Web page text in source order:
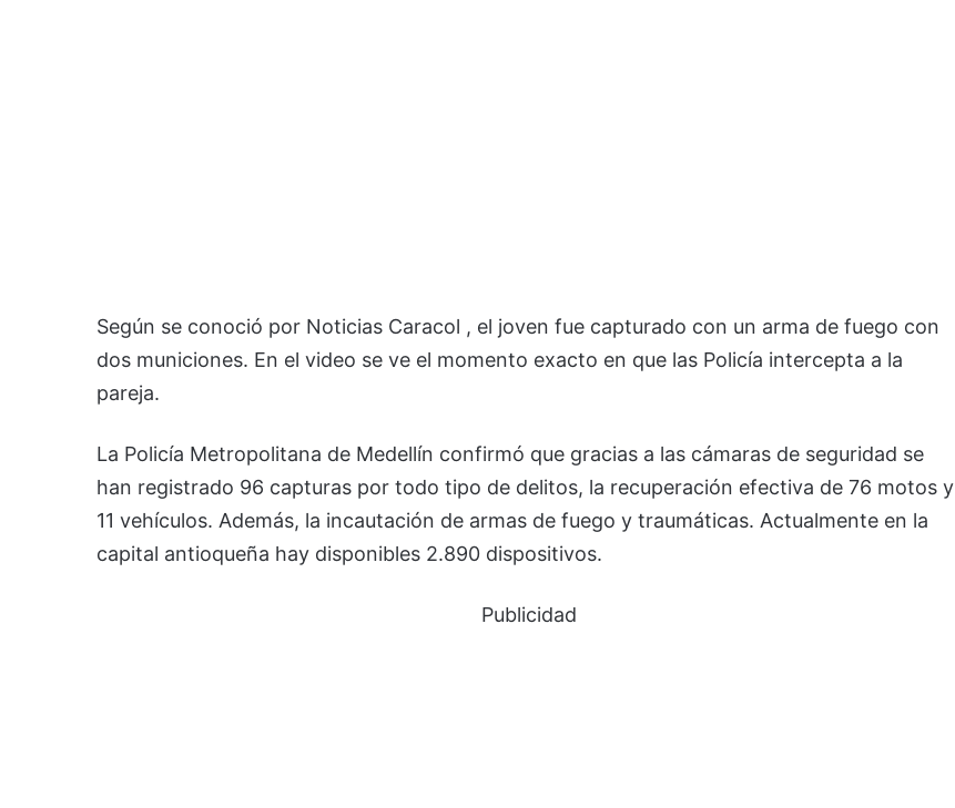
Según se conoció por Noticias Caracol , el joven fue capturado con un arma de fuego con
dos municiones. En el video se ve el momento exacto en que las Policía intercepta a la
pareja.
La Policía Metropolitana de Medellín confirmó que gracias a las cámaras de seguridad se
han registrado 96 capturas por todo tipo de delitos, la recuperación efectiva de 76 motos y
11 vehículos. Además, la incautación de armas de fuego y traumáticas. Actualmente en la
capital antioqueña hay disponibles 2.890 dispositivos.
Publicidad